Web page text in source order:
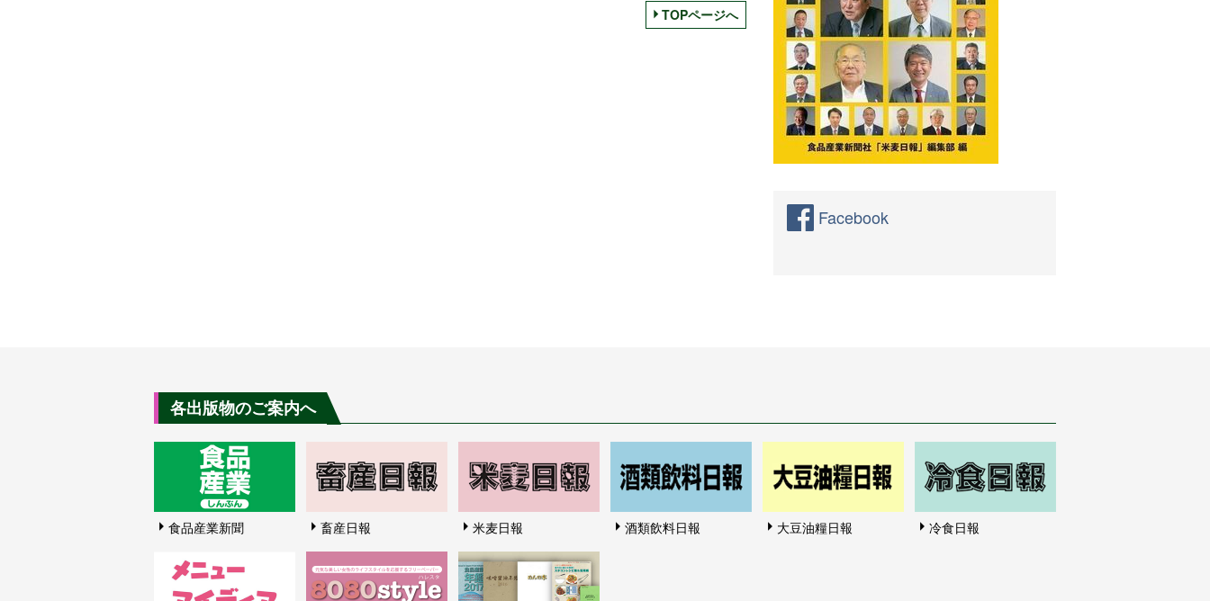
TOPページへ
Facebook
各出版物のご案内へ
食品産業新聞 畜産日報 米麦日報 酒類飲料日報 大豆油糧日報 冷食日報